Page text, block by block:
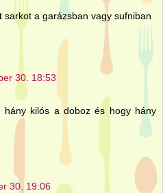
sarkot a garázsban vagy sufniban
30. 18:53
hány kilós a doboz és hogy hány
30. 19:06